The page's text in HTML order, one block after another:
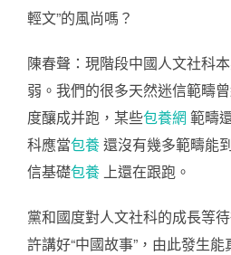
輕文”的風尚嗎？
陳春聲：現階段中國人文社科
弱。我們的很多天然迷信範疇
度釀成并跑，某些包養網 範疇
科應當包養還沒有幾多範疇能
信基礎包養 上還在跟跑。
黨和國度對人文社科的成長等
許講好“中國故事”，由此發生